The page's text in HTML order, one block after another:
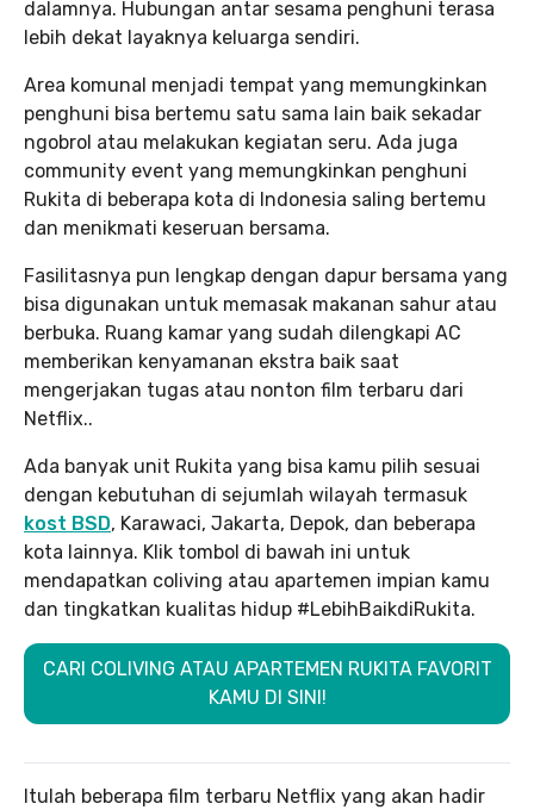
dalamnya. Hubungan antar sesama penghuni terasa
lebih dekat layaknya keluarga sendiri.
Area komunal menjadi tempat yang memungkinkan
penghuni bisa bertemu satu sama lain baik sekadar
ngobrol atau melakukan kegiatan seru. Ada juga
community event yang memungkinkan penghuni
Rukita di beberapa kota di Indonesia saling bertemu
dan menikmati keseruan bersama.
Fasilitasnya pun lengkap dengan dapur bersama yang
bisa digunakan untuk memasak makanan sahur atau
berbuka. Ruang kamar yang sudah dilengkapi AC
memberikan kenyamanan ekstra baik saat
mengerjakan tugas atau nonton film terbaru dari
Netflix..
Ada banyak unit Rukita yang bisa kamu pilih sesuai
dengan kebutuhan di sejumlah wilayah termasuk
kost BSD, Karawaci, Jakarta, Depok, dan beberapa
kota lainnya. Klik tombol di bawah ini untuk
mendapatkan coliving atau apartemen impian kamu
dan tingkatkan kualitas hidup #LebihBaikdiRukita.
CARI COLIVING ATAU APARTEMEN RUKITA FAVORIT
KAMU DI SINI!
Itulah beberapa film terbaru Netflix yang akan hadir